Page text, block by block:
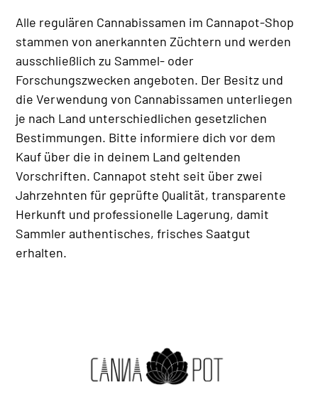
Alle regulären Cannabissamen im Cannapot-Shop
stammen von anerkannten Züchtern und werden
ausschließlich zu Sammel- oder
Forschungszwecken angeboten. Der Besitz und
die Verwendung von Cannabissamen unterliegen
je nach Land unterschiedlichen gesetzlichen
Bestimmungen. Bitte informiere dich vor dem
Kauf über die in deinem Land geltenden
Vorschriften. Cannapot steht seit über zwei
Jahrzehnten für geprüfte Qualität, transparente
Herkunft und professionelle Lagerung, damit
Sammler authentisches, frisches Saatgut
erhalten.